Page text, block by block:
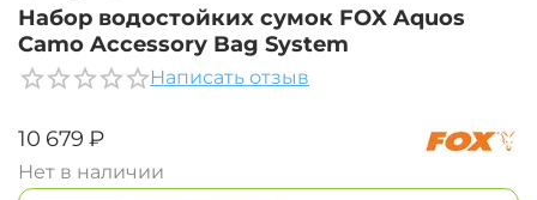
Набор водостойких сумок FOX Aquos
Camo Accessory Bag System
Написать отзыв
‍10 679‍ ₽
Нет в наличии